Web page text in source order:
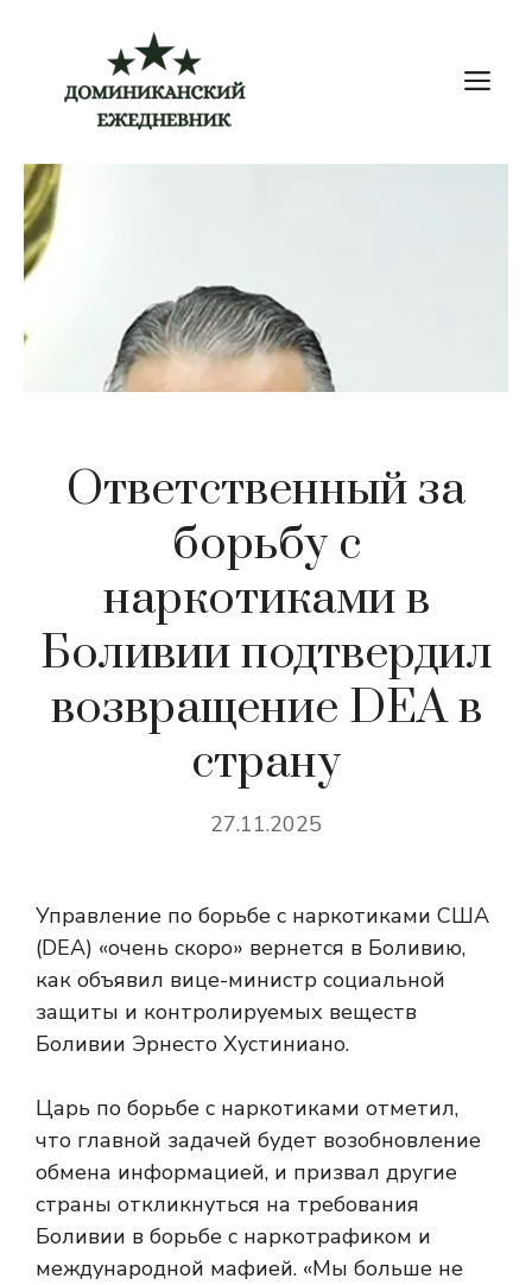
содержимому
Ответственный за
борьбу с
наркотиками в
Боливии подтвердил
возвращение DEA в
страну
27.11.2025
Управление по борьбе с наркотиками США
(DEA) «очень скоро» вернется в Боливию,
как объявил вице-министр социальной
защиты и контролируемых веществ
Боливии Эрнесто Хустиниано.
Царь по борьбе с наркотиками отметил,
что главной задачей будет возобновление
обмена информацией, и призвал другие
страны откликнуться на требования
Боливии в борьбе с наркотрафиком и
международной мафией. «Мы больше не